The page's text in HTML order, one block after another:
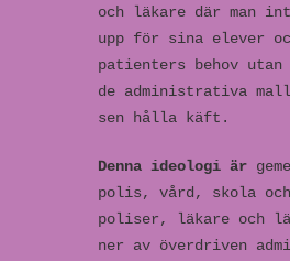
och läkare där man
upp för sina elever
patienters behov
de administrativa
sen hålla käft.
Denna ideologi är
polis, vård, skola och
poliser, läkare och
ner av överdriven